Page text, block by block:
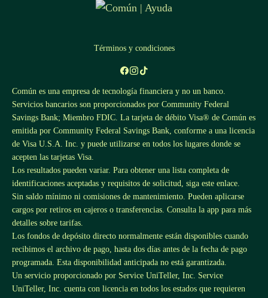
Términos y condiciones
Común es una empresa de tecnología financiera y no un banco.
Servicios bancarios son proporcionados por Community Federal
Savings Bank; Miembro FDIC. La tarjeta de débito Visa® de Común es
emitida por Community Federal Savings Bank, conforme a una licencia
de Visa U.S.A. Inc. y puede utilizarse en todos los lugares donde se
acepten las tarjetas Visa.
Los resultados pueden variar. Para obtener una lista completa de
identificaciones aceptadas y requisitos de solicitud, siga este enlace.
Sin saldo mínimo ni comisiones de mantenimiento. Pueden aplicarse
cargos por retiros en cajeros o transferencias. Consulta la app para más
detalles sobre tarifas.
Los fondos de depósito directo normalmente están disponibles cuando
recibimos el archivo de pago, hasta dos días antes de la fecha de pago
programada. Esta disponibilidad anticipada no está garantizada.
Un servicio proporcionado por Service UniTeller, Inc. Service
UniTeller, Inc. cuenta con licencia en todos los estados que requieren